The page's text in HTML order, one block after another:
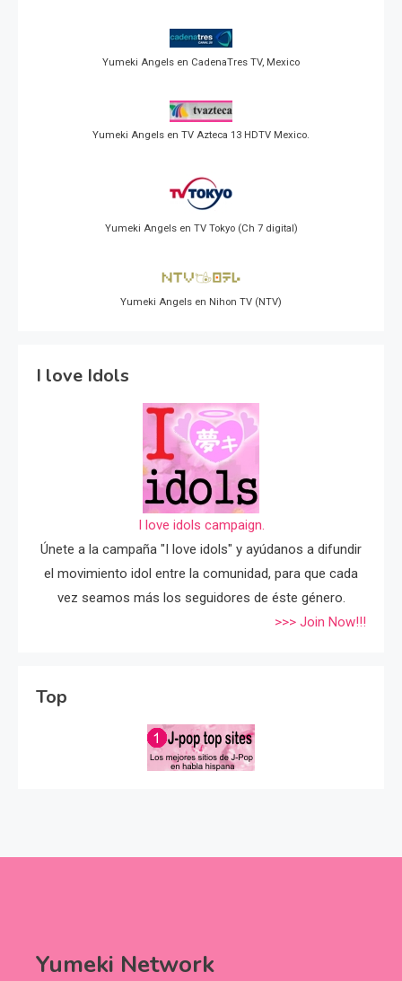
Yumeki Angels en CadenaTres TV, Mexico
Yumeki Angels en TV Azteca 13 HDTV Mexico.
Yumeki Angels en TV Tokyo (Ch 7 digital)
Yumeki Angels en Nihon TV (NTV)
I love Idols
I love idols campaign.
Únete a la campaña "I love idols" y ayúdanos a difundir
el movimiento idol entre la comunidad, para que cada
vez seamos más los seguidores de éste género.
>>> Join Now!!!
Top
Yumeki Network